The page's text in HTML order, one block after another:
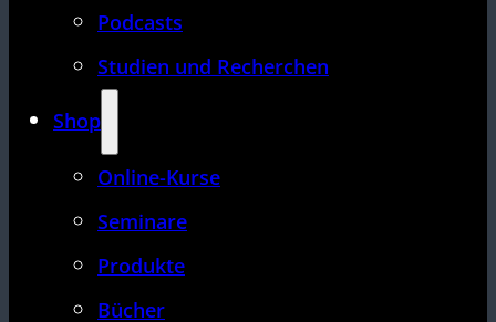
Podcasts
Studien und Recherchen
Shop
Online-Kurse
Seminare
Produkte
Bücher